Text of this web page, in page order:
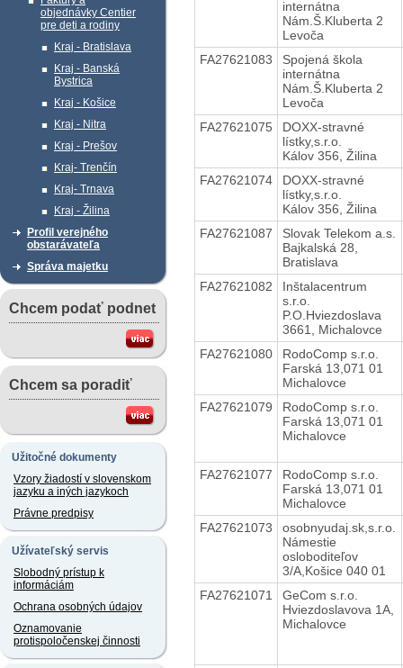
objednávky Centier
pre deti a rodiny
Kraj - Bratislava
Kraj - Banská
Bystrica
Kraj - Košice
Kraj - Nitra
Kraj - Prešov
Kraj- Trenčín
Kraj- Trnava
Kraj - Žilina
Profil verejného
obstarávateľa
Správa majetku
Chcem podať podnet
Chcem sa poradiť
Užitočné dokumenty
Vzory žiadostí v slovenskom
jazyku a iných jazykoch
Právne predpisy
Užívateľský servis
Slobodný prístup k
informáciám
Ochrana osobných údajov
Oznamovanie
protispoločenskej činnosti
internátna
Nám.Š.Kluberta 2
Levoča
FA27621083
Spojená škola
internátna
Nám.Š.Kluberta 2
Levoča
FA27621075
DOXX-stravné
lístky,s.r.o.
Kálov 356, Žilina
FA27621074
DOXX-stravné
lístky,s.r.o.
Kálov 356, Žilina
FA27621087
Slovak Telekom a.s.
Bajkalská 28,
Bratislava
FA27621082
Inštalacentrum
s.r.o.
P.O.Hviezdoslava
3661, Michalovce
FA27621080
RodoComp s.r.o.
Farská 13,071 01
Michalovce
FA27621079
RodoComp s.r.o.
Farská 13,071 01
Michalovce
FA27621077
RodoComp s.r.o.
Farská 13,071 01
Michalovce
FA27621073
osobnyudaj.sk,s.r.o.
Námestie
osloboditeľov
3/A,Košice 040 01
FA27621071
GeCom s.r.o.
Hviezdoslavova 1A,
Michalovce